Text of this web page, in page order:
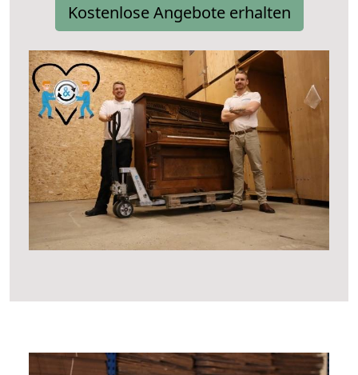
Kostenlose Angebote erhalten